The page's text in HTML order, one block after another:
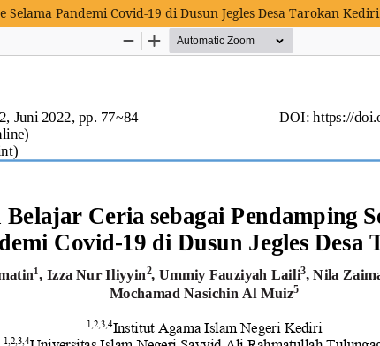
Pandemi Covid-19 di Dusun Jegles Desa Tarokan Kediri